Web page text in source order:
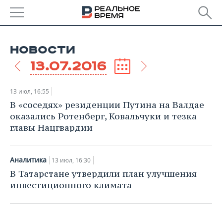
УДМУРТИЯ
НОВОСТИ
НОВОСТИ АНАЛИТИКИ
ДЕКЛАРАЦИИ О ДОХОДАХ
КОРОЛИ ГОСЗАКАЗА ПФО
ВУЗЫ ТАТАРСТАНА
ТОРГОВЫЕ ЦЕНТРЫ
ЭКОНОМИКА
НОВОСТИ ЭКОНОМИКИ
ФИНАНСЫ
БАНКИ
ПРОМЫШЛЕННОСТЬ
НОВОСТИ
ПРОМЫШЛЕННОСТИ
АГРОПРОМ
МАШИНОСТРОЕНИЕ
НОВОСТИ НЕДВИЖИМОСТИ
АВТО
НОВОСТИ
13.07.2016
13 июл, 16:55
В «соседях» резиденции Путина на Валдае
оказались Ротенберг, Ковальчуки и тезка
главы Нацгвардии
Аналитика 13 июл, 16:30
В Татарстане утвердили план улучшения
инвестиционного климата